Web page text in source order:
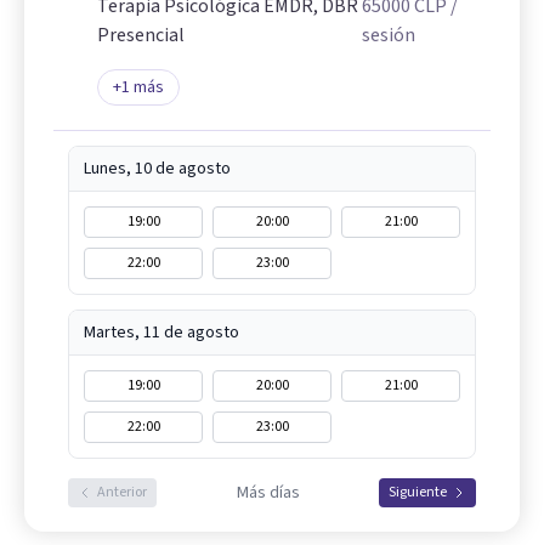
Terapia Psicológica EMDR, DBR
Presencial
65000CLP /
sesión
+1 más
Lunes, 10 de agosto
19:00 20:00
21:00
22:00
23:00
Martes, 11 de agosto
19:00 20:00
21:00
22:00
23:00
Anterior Más días Siguiente